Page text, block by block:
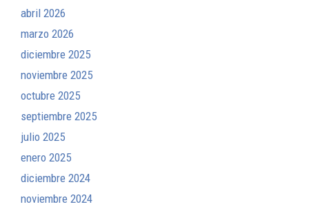
abril 2026
marzo 2026
diciembre 2025
noviembre 2025
octubre 2025
septiembre 2025
julio 2025
enero 2025
diciembre 2024
noviembre 2024